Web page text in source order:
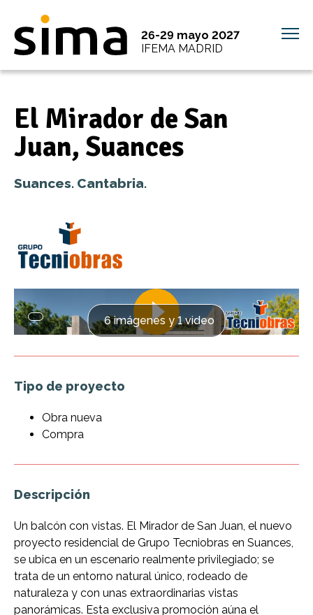
26-29 mayo 2027
IFEMA MADRID
El Mirador de San
Juan, Suances
Suances. Cantabria.
6 imágenes y 1 video
Tipo de proyecto
Obra nueva
Compra
Descripción
Un balcón con vistas. El Mirador de San Juan, el nuevo
proyecto residencial de Grupo Tecniobras en Suances,
se ubica en un escenario realmente privilegiado; se
trata de un entorno natural único, rodeado de
naturaleza y con unas extraordinarias vistas
panorámicas. Esta exclusiva promoción aúna el